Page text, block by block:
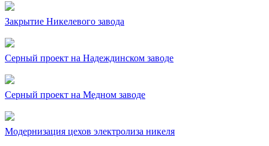
Закрытие Никелевого завода
Серный проект на Надеждинском заводе
Серный проект на Медном заводе
Модернизация цехов электролиза никеля